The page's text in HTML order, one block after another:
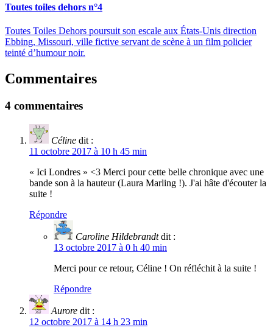
Toutes toiles dehors n°4
Toutes Toiles Dehors poursuit son escale aux États-Unis direction
Ebbing, Missouri, ville fictive servant de scène à un film policier
teinté d’humour noir.
Commentaires
4 commentaires
Céline dit :
11 octobre 2017 à 10 h 45 min
« Ici Londres » <3 Merci pour cette belle chronique avec une
bande son à la hauteur (Laura Marling !). J'ai hâte d'écouter la
suite !
Répondre
Caroline Hildebrandt dit :
13 octobre 2017 à 0 h 40 min
Merci pour ce retour, Céline ! On réfléchit à la suite !
Répondre
Aurore dit :
12 octobre 2017 à 14 h 23 min